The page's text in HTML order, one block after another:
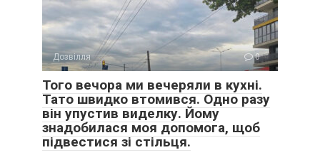
Дозвілля 0
Того вечора ми вечеряли в кухні.
Тато швидко втомився. Одно разу
він упустив виделку. Йому
знадобилася моя допомога, щоб
підвестися зі стільця.